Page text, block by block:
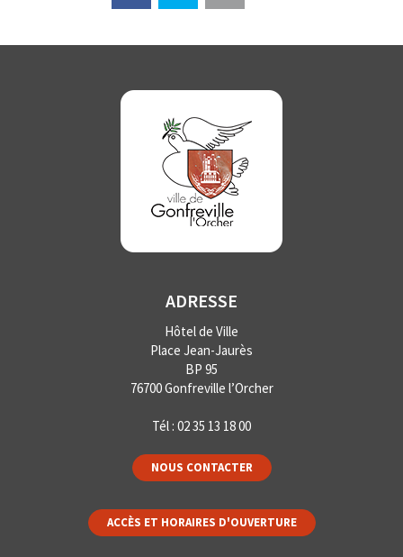
ADRESSE
Hôtel de Ville
Place Jean-Jaurès
BP 95
76700 Gonfreville l’Orcher
Tél : 02 35 13 18 00
NOUS CONTACTER
ACCÈS ET HORAIRES D'OUVERTURE